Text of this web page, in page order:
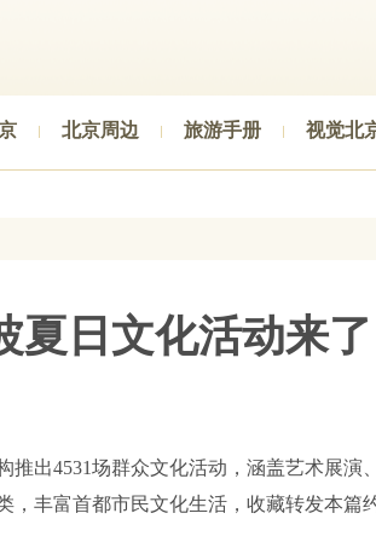
北京周边 旅游手册 视觉北
夏日文化活动来了
推出4531场群众文化活动，涵盖艺术展演
，丰富首都市民文化生活，收藏转发本篇